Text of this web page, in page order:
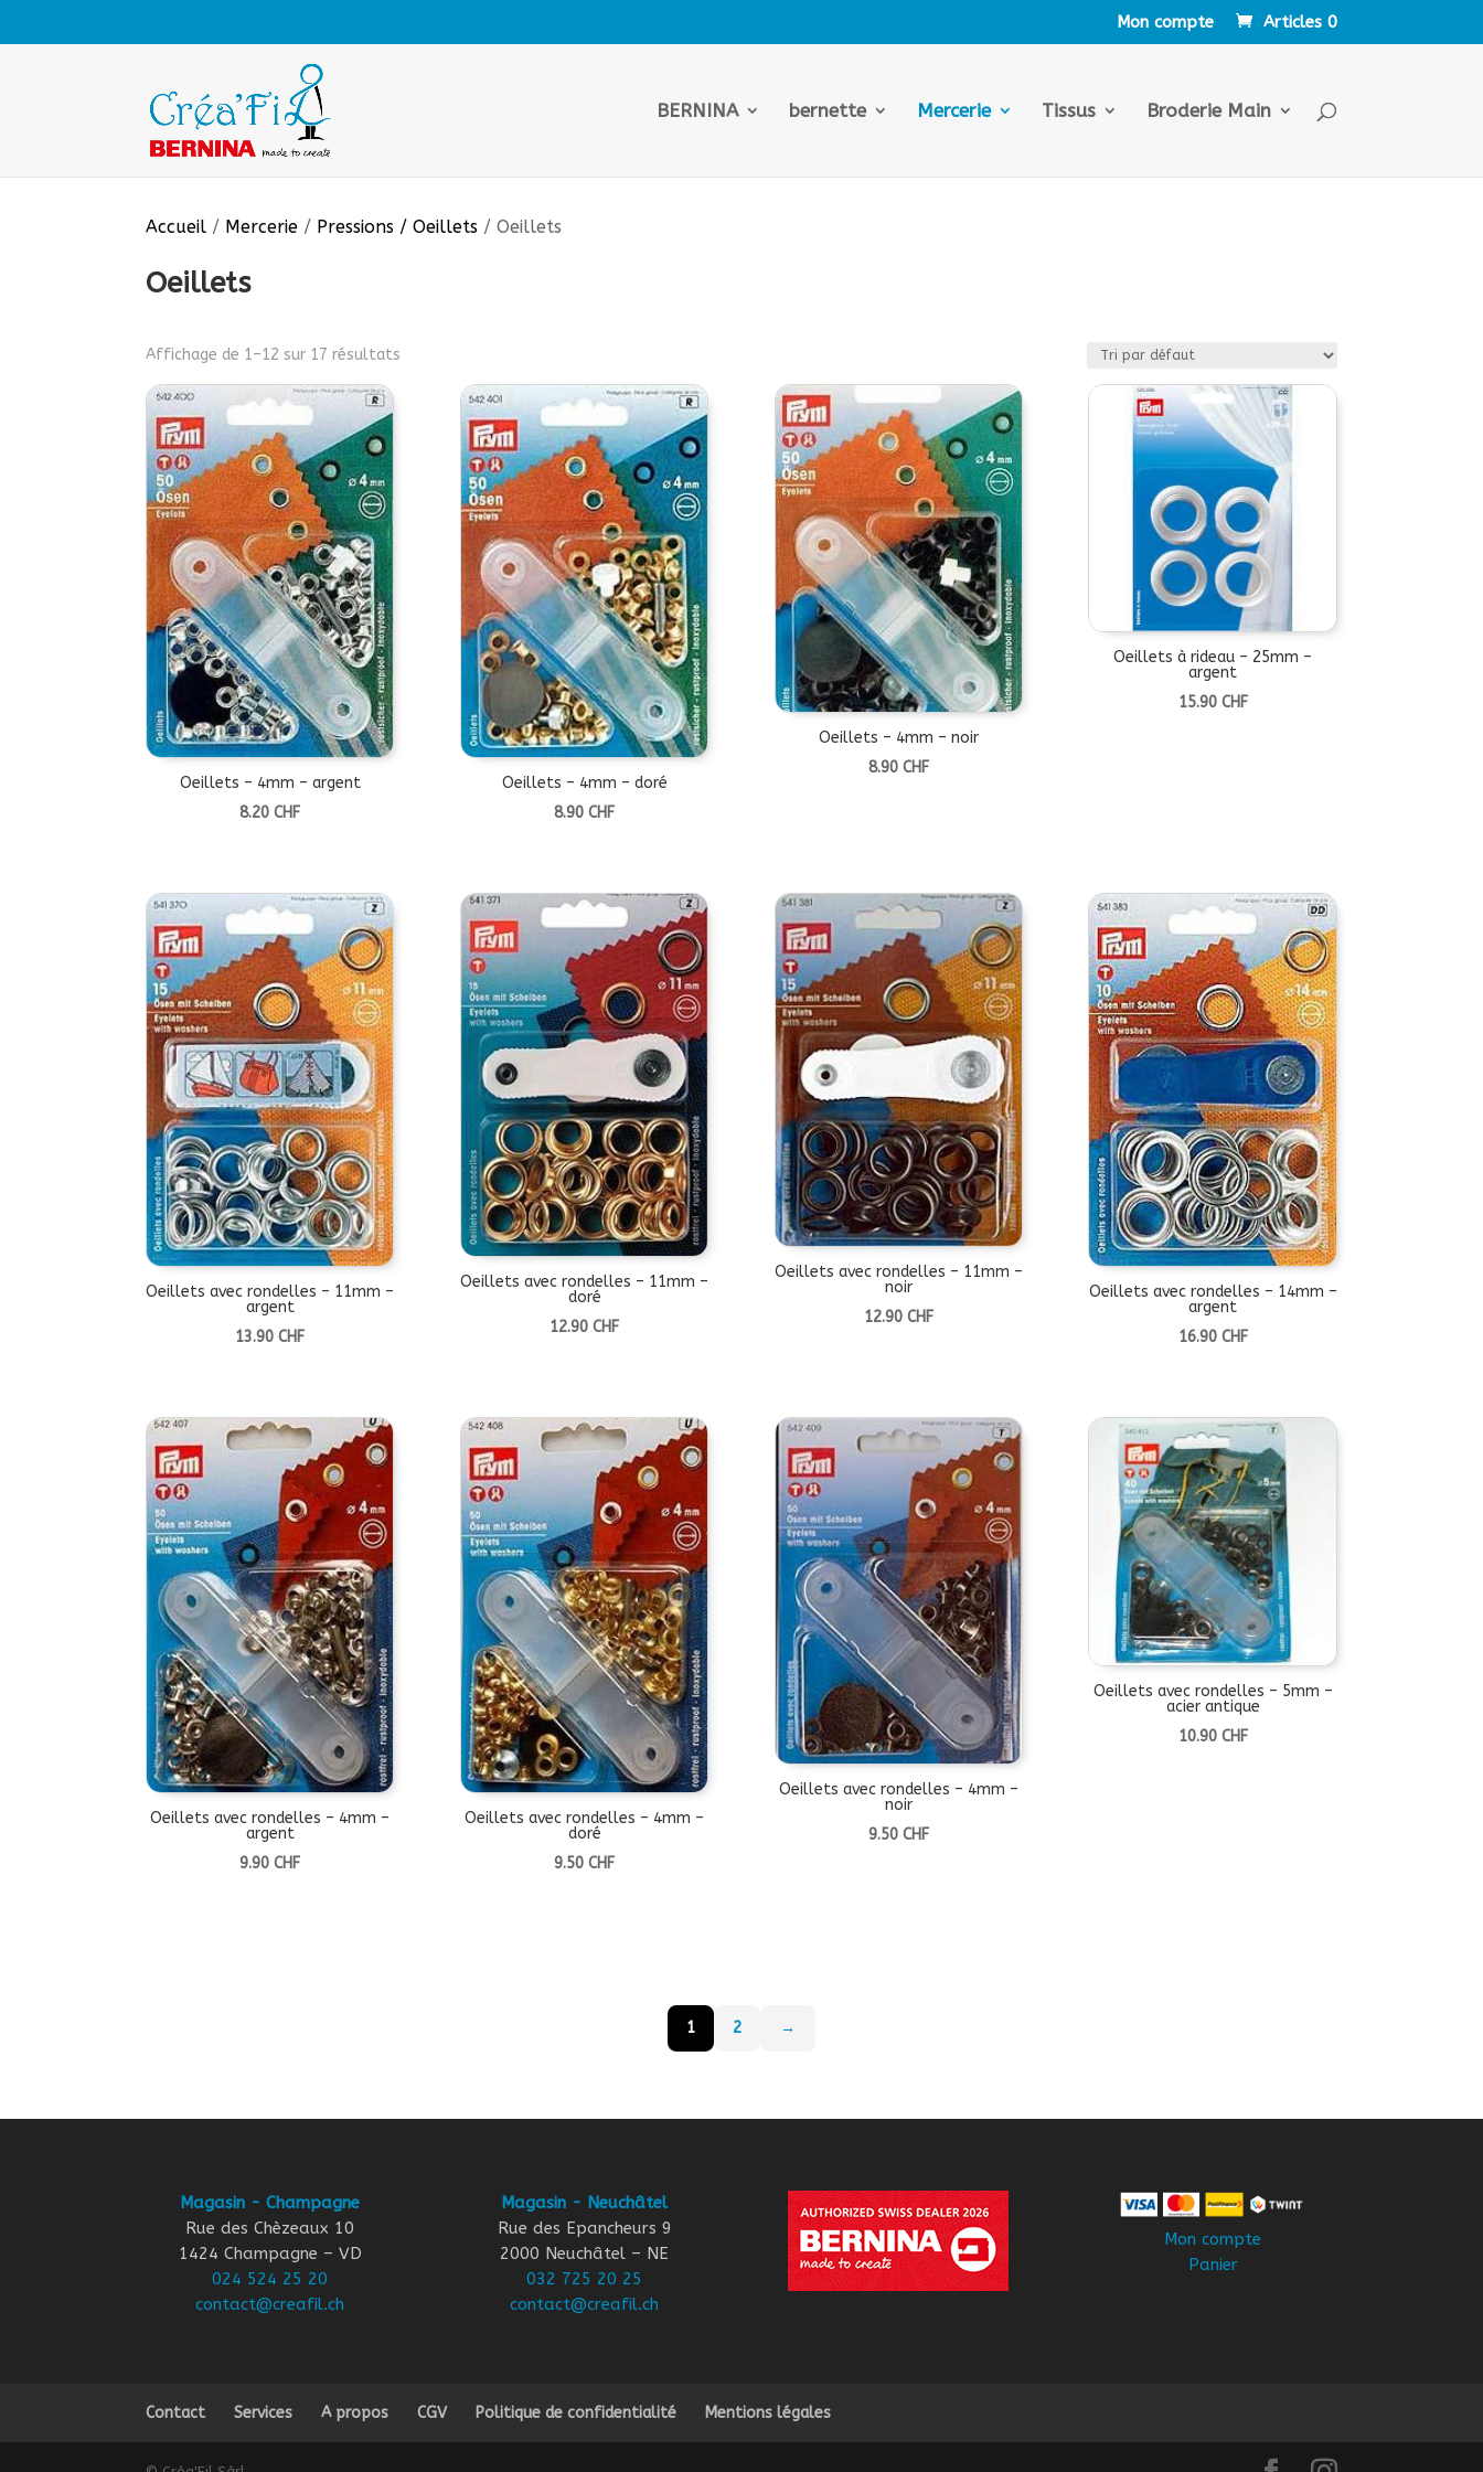
Mon compte Articles 0
BERNINA bernette Mercerie Tissus Broderie Main
Accueil / Mercerie / Pressions / Oeillets / Oeillets
Oeillets
Affichage de 1–12 sur 17 résultats
Oeillets – 4mm – argent
8.20CHF
Oeillets – 4mm – doré
8.90CHF
Oeillets – 4mm – noir
8.90 CHF
Oeillets à rideau – 25mm –
argent
15.90 CHF
Oeillets avec rondelles – 11mm –
argent
13.90CHF
Oeillets avec rondelles – 11mm –
doré
12.90CHF
Oeillets avec rondelles – 11mm –
noir
12.90 CHF
Oeillets avec rondelles – 14mm –
argent
16.90 CHF
Oeillets avec rondelles – 4mm –
argent
9.90CHF
Oeillets avec rondelles – 4mm –
doré
9.50CHF
Oeillets avec rondelles – 4mm –
noir
9.50 CHF
Oeillets avec rondelles – 5mm –
acier antique
10.90 CHF
1 2 →
Magasin - Champagne
Rue des Chèzeaux 10
1424 Champagne – VD
024 524 25 20
contact@creafil.ch
Magasin - Neuchâtel
Rue des Epancheurs 9
2000 Neuchâtel – NE
032 725 20 25
contact@creafil.ch
Mon compte
Panier
Contact Services A propos CGV Politique de confidentialité Mentions légales